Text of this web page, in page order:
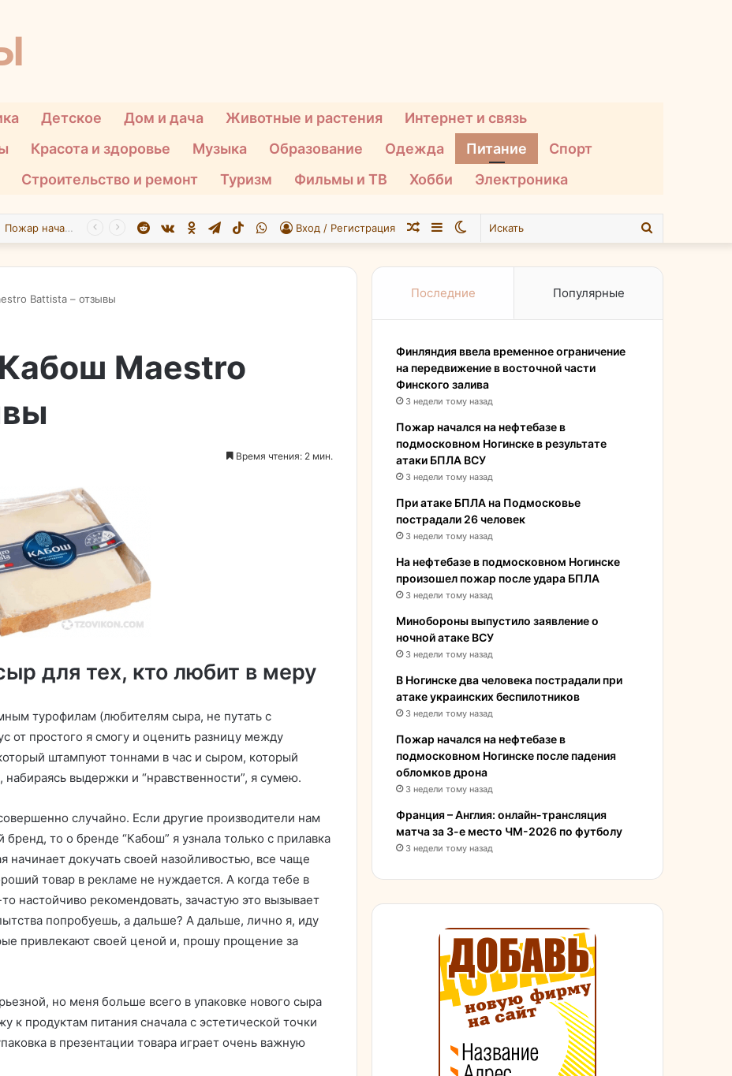
Детское Дом и дача Животные и растения
Интернет и связь
Красота и здоровье Музыка Образование Одежда Питание
Спорт
Строительство и ремонт Туризм Фильмы и ТВ Хобби Электроника
При атаке БПЛА на Подмосковье пострадали 26 человек Искать
Switch
Sidebar
Случайная
Вход / Регистрация
WhatsApp
TikTok
Telegram
Одноклассники
vk.com
Reddit
Battista – отзывы
Maestro
Время чтения: 2 мин.
для тех, кто любит в меру
турофилам (любителям сыра, не путать с
от простого я смогу и оценить разницу между
штампуют тоннами в час и сыром, который
выдержки и “нравственности”, я сумею.
случайно. Если другие производители нам
то о бренде “Кабош” я узнала только с прилавка
начинает докучать своей назойливостью, все чаще
товар в рекламе не нуждается. А когда тебе в
настойчиво рекомендовать, зачастую это вызывает
попробуешь, а дальше? А дальше, лично я, иду
привлекают своей ценой и, прошу прощение за
но меня больше всего в упаковке нового сыра
к продуктам питания сначала с эстетической точки
в презентации товара играет очень важную
Последние Популярные
Финляндия ввела временное ограничение
на передвижение в восточной части
Финского залива
3 недели тому назад
Пожар начался на нефтебазе в
подмосковном Ногинске в результате
атаки БПЛА ВСУ
3 недели тому назад
При атаке БПЛА на Подмосковье
пострадали 26 человек
3 недели тому назад
На нефтебазе в подмосковном Ногинске
произошел пожар после удара БПЛА
3 недели тому назад
Минобороны выпустило заявление о
ночной атаке ВСУ
3 недели тому назад
В Ногинске два человека пострадали при
атаке украинских беспилотников
3 недели тому назад
Пожар начался на нефтебазе в
подмосковном Ногинске после падения
обломков дрона
3 недели тому назад
Франция – Англия: онлайн-трансляция
матча за 3-е место ЧМ-2026 по футболу
3 недели тому назад